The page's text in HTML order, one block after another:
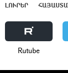
ԼՈՒՐԵՐ
Rutube